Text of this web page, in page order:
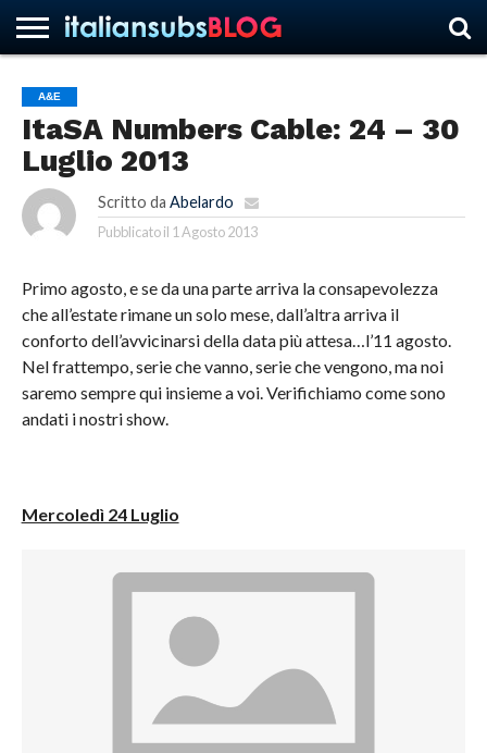
HOME
NEWS
ASCOLTI
RECENSIONI
INTERVISTE
CURIOSITÀ
CHI
SIAMO
CONTATTACI
FORUM
ITALIANSUBS
A&E
ItaSA Numbers Cable: 24 – 30
Luglio 2013
Scritto da Abelardo
Pubblicato il 1 Agosto 2013
Primo agosto, e se da una parte arriva la consapevolezza
che all’estate rimane un solo mese, dall’altra arriva il
conforto dell’avvicinarsi della data più attesa…l’11 agosto.
Nel frattempo, serie che vanno, serie che vengono, ma noi
saremo sempre qui insieme a voi. Verifichiamo come sono
andati i nostri show.
Mercoledì 24 Luglio